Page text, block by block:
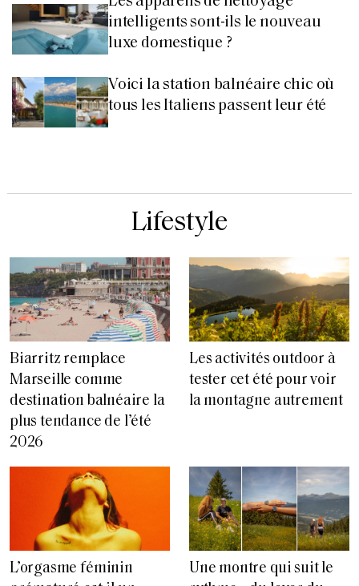
intelligents sont-ils le nouveau
luxe domestique ?
Voici la station balnéaire chic où
tous les Italiens passent leur été
Lifestyle
Biarritz remplace
Marseille comme
destination balnéaire la
plus tendance de l’été
2026
Les activités outdoor à
tester cet été pour voir
la montagne autrement
L’orgasme féminin
Une montre qui suit le